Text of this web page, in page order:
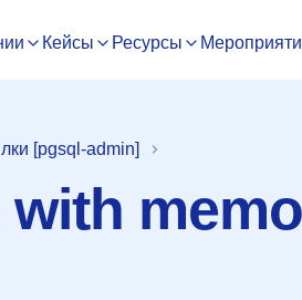
Кейсы Ресурсы
[pgsql-admin]